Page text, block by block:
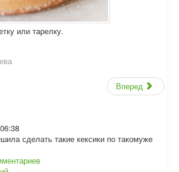
или тарелку.
Вперед
сделать такие кексики по такомуже